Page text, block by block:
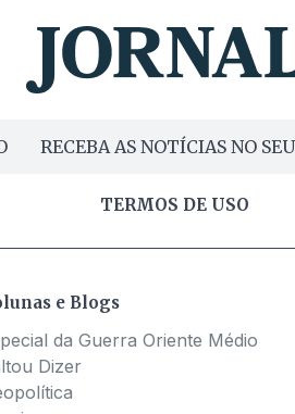
RECEBA AS NOTÍCIAS NO
TERMOS DE USO
e Blogs
da Guerra Oriente Médio
Dizer